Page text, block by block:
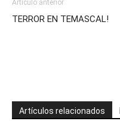
Artículo anterior
TERROR EN TEMASCAL!
Artículos relacionados